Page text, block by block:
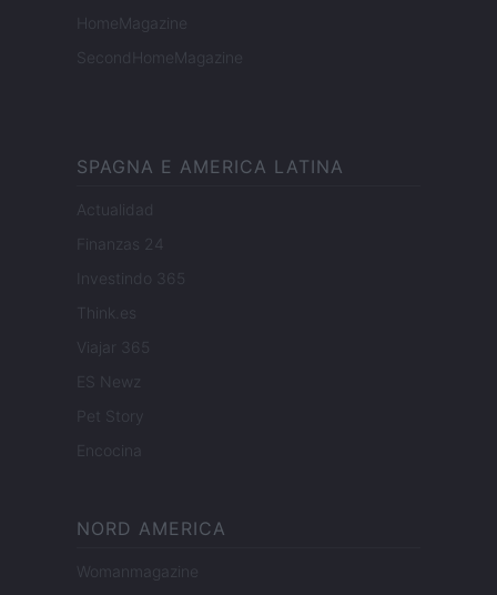
HomeMagazine
SecondHomeMagazine
SPAGNA E AMERICA LATINA
Actualidad
Finanzas 24
Investindo 365
Think.es
Viajar 365
ES Newz
Pet Story
Encocina
NORD AMERICA
Womanmagazine